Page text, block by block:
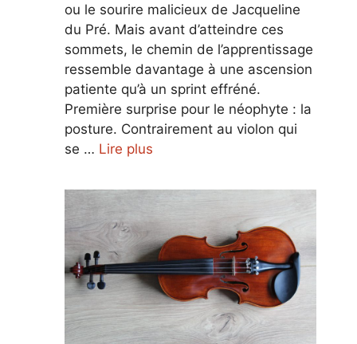
ou le sourire malicieux de Jacqueline
du Pré. Mais avant d’atteindre ces
sommets, le chemin de l’apprentissage
ressemble davantage à une ascension
patiente qu’à un sprint effréné.
Première surprise pour le néophyte : la
posture. Contrairement au violon qui
se … Lire plus